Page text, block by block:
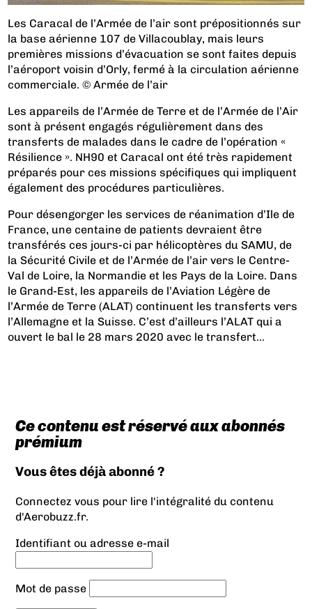
Les Caracal de l’Armée de l’air sont prépositionnés sur
la base aérienne 107 de Villacoublay, mais leurs
premières missions d’évacuation se sont faites depuis
l’aéroport voisin d’Orly, fermé à la circulation aérienne
commerciale. © Armée de l’air
Les appareils de l’Armée de Terre et de l’Armée de l’Air
sont à présent engagés régulièrement dans des
transferts de malades dans le cadre de l’opération «
Résilience ». NH90 et Caracal ont été très rapidement
préparés pour ces missions spécifiques qui impliquent
également des procédures particulières.
Pour désengorger les services de réanimation d’Ile de
France, une centaine de patients devraient être
transférés ces jours-ci par hélicoptères du SAMU, de
la Sécurité Civile et de l’Armée de l’air vers le Centre-
Val de Loire, la Normandie et les Pays de la Loire. Dans
le Grand-Est, les appareils de l’Aviation Légère de
l’Armée de Terre (ALAT) continuent les transferts vers
l’Allemagne et la Suisse. C’est d’ailleurs l’ALAT qui a
ouvert le bal le 28 mars 2020 avec le transfert...
Ce contenu est réservé aux abonnés
prémium
Vous êtes déjà abonné ?
Connectez vous pour lire l'intégralité du contenu
d'Aerobuzz.fr.
Identifiant ou adresse e-mail
Mot de passe